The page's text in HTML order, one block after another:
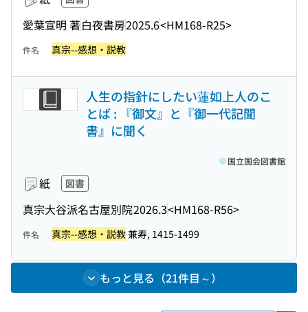
愛葉宣明 著白夜書房2025.6<HM168-R25>
件名 真宗--感想・説教
人生の指針にしたい蓮如上人のこ
とば : 『御文』と『御一代記聞
書』に聞く
紙 図書
真宗大谷派名古屋別院2026.3<HM168-R56>
国立国会図書館
件名 真宗--感想・説教兼寿, 1415-1499
もっと見る（21件目～）